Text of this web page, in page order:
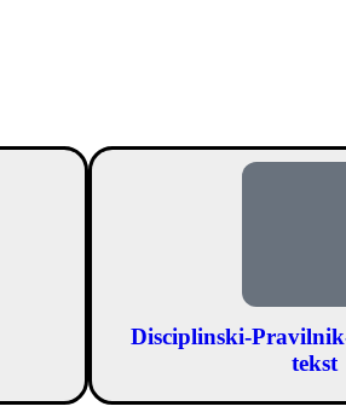
Disciplinski-
tekst